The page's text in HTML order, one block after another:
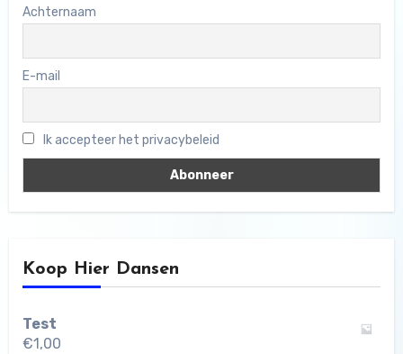
Achternaam
E-mail
Ik accepteer het privacybeleid
Koop Hier Dansen
Test
€1,00